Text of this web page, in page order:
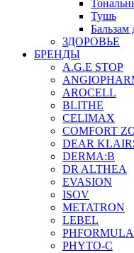
Тушь
Бальзам
ЗДОРОВЬЕ
БРЕНДЫ
A.G.E STOP
AROCELL
BLITHE
CELIMAX
COMFORT
DEAR
DERMA:B
DR ALTHEA
EVASION
ISOV
METATRON
LEBEL
PHFORMULA
PHYTO-C